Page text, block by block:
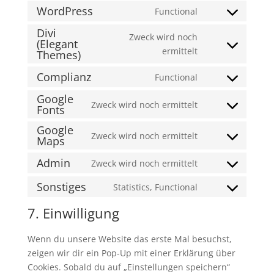
service
(elegant-
WordPress Functional
Consent
service
Divi
(Elegant
Themes)
Zweck wird noch
ermittelt
Consent
service
(elegant-
Complianz Functional
Consent
service
Google
Fonts Zweck wird noch ermittelt
Consent
service
fonts
Google
Maps Zweck wird noch ermittelt
Consent
service
google-
Admin Zweck wird noch ermittelt
Consent
Sonstiges Statistics, Functional
Consent
sonstiges
7. Einwilligung
Wenn du unsere Website das erste Mal besuchst,
zeigen wir dir ein Pop-Up mit einer Erklärung über
Cookies. Sobald du auf „Einstellungen speichern“